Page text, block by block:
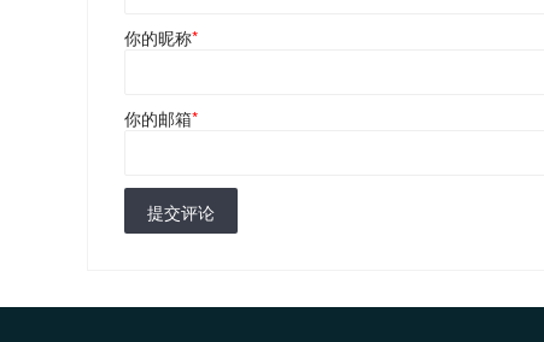
你的昵称*
你的邮箱*
提交评论